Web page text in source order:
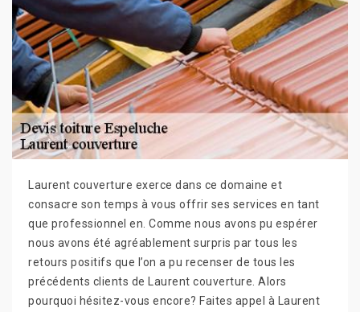
Laurent couverture exerce dans ce domaine et
consacre son temps à vous offrir ses services en tant
que professionnel en. Comme nous avons pu espérer
nous avons été agréablement surpris par tous les
retours positifs que l’on a pu recenser de tous les
précédents clients de Laurent couverture. Alors
pourquoi hésitez-vous encore? Faites appel à Laurent